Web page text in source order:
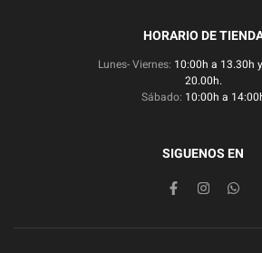
HORARIO DE
Lunes- Viernes: 10:00h a 13.30h
20.00h.
Sábado: 10:00h a
SIGUENOS EN